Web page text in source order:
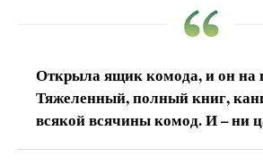
Открыла ящик комода, и он на
Тяжеленный, полный книг,
всякой всячины комод. И – ни